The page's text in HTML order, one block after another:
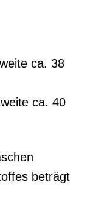
ca. 38
ca. 40
beträgt